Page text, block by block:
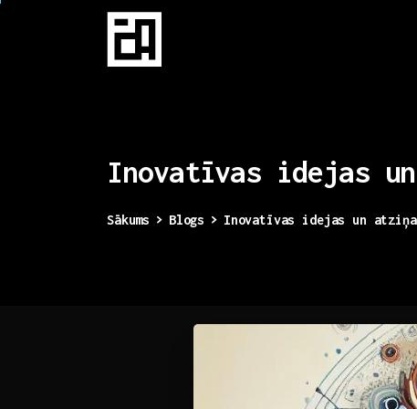
Inovatīvas idejas un
Sākums Blogs Inovatīvas idejas un